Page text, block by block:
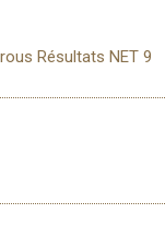
Résultats NET 9